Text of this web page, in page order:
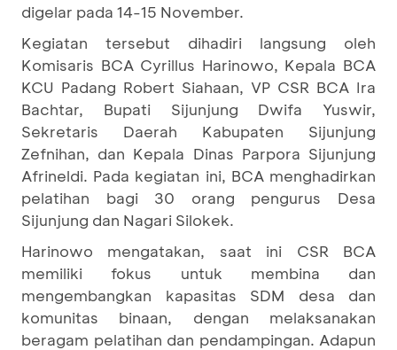
digelar pada 14-15 November.
Kegiatan tersebut dihadiri langsung oleh
Komisaris BCA Cyrillus Harinowo, Kepala BCA
KCU Padang Robert Siahaan, VP CSR BCA Ira
Bachtar, Bupati Sijunjung Dwifa Yuswir,
Sekretaris Daerah Kabupaten Sijunjung
Zefnihan, dan Kepala Dinas Parpora Sijunjung
Afrineldi. Pada kegiatan ini, BCA menghadirkan
pelatihan bagi 30 orang pengurus Desa
Sijunjung dan Nagari Silokek.
Harinowo mengatakan, saat ini CSR BCA
memiliki fokus untuk membina dan
mengembangkan kapasitas SDM desa dan
komunitas binaan, dengan melaksanakan
beragam pelatihan dan pendampingan. Adapun